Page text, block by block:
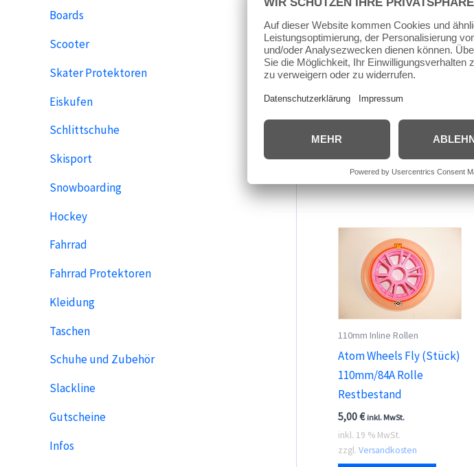
Boards
Scooter
Skater Protektoren
Eiskufen
Schlittschuhe
Skisport
Snowboarding
Hockey
Fahrrad
Fahrrad Protektoren
Kleidung
Taschen
Schuhe und Zubehör
Slackline
Gutscheine
Infos
Innensechsrund
Schlüssel Lang
7,90€ inkl. MwSt.
inkl. 19 % MwSt.
Warenkorb
110mm Inline Rollen
Atom Wheels Fly (Stück)
110mm/84A Rolle
Restbestand
5,00€ inkl. MwSt.
inkl. 19 % MwSt.
zzgl. Versandkosten